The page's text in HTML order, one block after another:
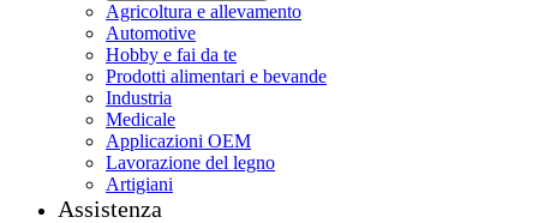
Agricoltura e allevamento
Automotive
Hobby e fai da te
Prodotti alimentari e bevande
Industria
Medicale
Applicazioni OEM
Lavorazione del legno
Artigiani
Assistenza